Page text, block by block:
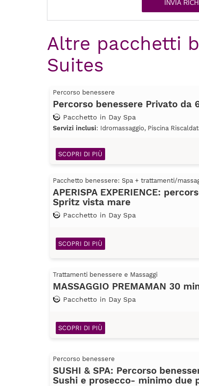
INVIA
Altre pacchetti
Suites
Percorso benessere
Percorso benessere Privato da
Pacchetto in Day Spa
Servizi inclusi: Idromassaggio, Piscina
SCOPRI DI PIÙ
Pacchetto benessere: Spa + trattamenti/
APERISPA EXPERIENCE:
Spritz vista mare
Pacchetto in Day Spa
SCOPRI DI PIÙ
Trattamenti benessere e Massaggi
MASSAGGIO PREMAMAN 30
Pacchetto in Day Spa
SCOPRI DI PIÙ
Percorso benessere
SUSHI & SPA: Percorso
Sushi e prosecco- minimo due